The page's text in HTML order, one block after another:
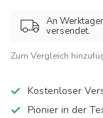
An
versendet.
Zum Vergleich
Kostenloser
Pionier in der